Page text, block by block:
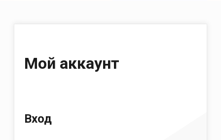
Мой аккаунт
Вход